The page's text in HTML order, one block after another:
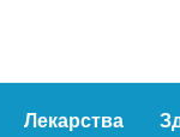
Лекарства